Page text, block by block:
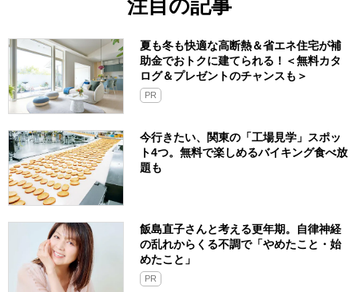
注目の記事
夏も冬も快適な高断熱＆省エネ住宅が補
助金でおトクに建てられる！＜無料カタ
ログ＆プレゼントのチャンスも＞
PR
今行きたい、関東の「工場見学」スポッ
ト4つ。無料で楽しめるバイキング食べ放
題も
飯島直子さんと考える更年期。自律神経
の乱れからくる不調で「やめたこと・始
めたこと」
PR